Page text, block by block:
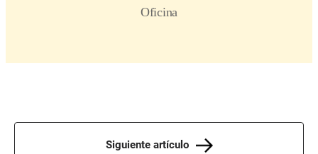
Siguiente artículo